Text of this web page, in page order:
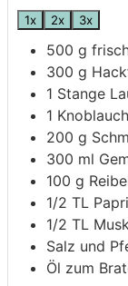
1x 2x 3x
500 g
300 g
1 Stange
1
200 g
300 ml
100 g
1/2 TL
1/2 TL
Salz und
Öl zum